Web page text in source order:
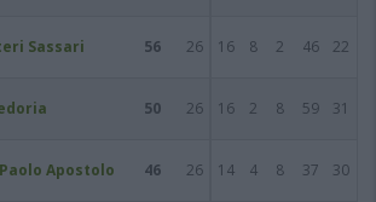
Sassari 56 26 16 8 2 46 22
50 26 16 2 8 59 31
Apostolo 46 26 14 4 8 37 30